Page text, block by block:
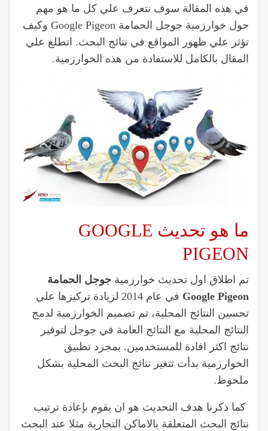
في هذه المقالة سوف نتعرف علي كل ما هو مهم
حول خوارزمية جوجل الحمامة Google Pigeon وكيف
تؤثر علي ظهور المواقع في نتائج البحث. اتطلع علي
المقال بالكامل للاستفادة من هذه الخوارزمية.
ما هو تحديث GOOGLE
PIGEON
تم اطلاق اول تحديث خوارزمية جوجل الحمامة
Google Pigeon
في عام 2014 لزيادة تركيزها علي
تحسين النتائج المحلية، تم تصميم الخوارزمية لدمج
النتائج المحلية مع النتائج العامة في جوجل لتوفير
نتائج اكثر افادة للمستخدمين. بمجرد تطبيق
الخوارزمية بدأت تتغير نتائج البحث المحلية بشكل
ملحوظ.
كما ذكرنا هدف التحديث هو ان يقوم بإعادة ترتيب
نتائج البحث المتعلقة بالاماكن التجارية مثلا عند البحث